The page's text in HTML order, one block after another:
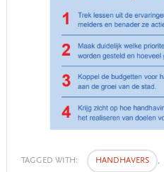
TAGGED WITH: HANDHAVERS ,